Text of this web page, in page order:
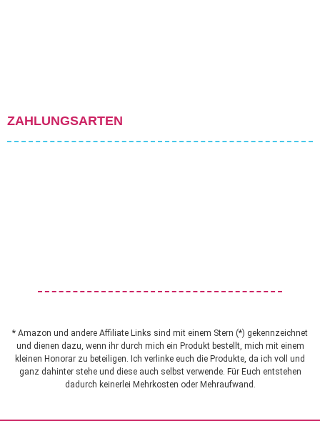
ZAHLUNGSARTEN
* Amazon und andere Affiliate Links sind mit einem Stern (*) gekennzeichnet
und dienen dazu, wenn ihr durch mich ein Produkt bestellt, mich mit einem
kleinen Honorar zu beteiligen. Ich verlinke euch die Produkte, da ich voll und
ganz dahinter stehe und diese auch selbst verwende. Für Euch entstehen
dadurch keinerlei Mehrkosten oder Mehraufwand.